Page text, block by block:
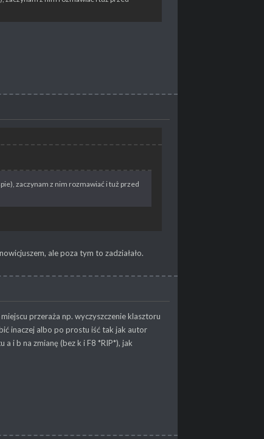
zaczynam z nim rozmawiać i tuż przed
ale poza tym to zadziałało.
przeraża np. wyczyszczenie klasztoru
inaczej albo po prostu iść tak jak autor
i b na zmianę (bez k i F8 *RIP*), jak